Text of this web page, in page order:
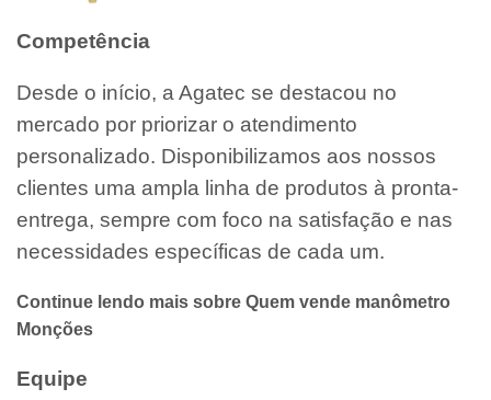
Competência
Desde o início, a Agatec se destacou no
mercado por priorizar o atendimento
personalizado. Disponibilizamos aos nossos
clientes uma ampla linha de produtos à pronta-
entrega, sempre com foco na satisfação e nas
necessidades específicas de cada um.
Continue lendo mais sobre Quem vende manômetro
Monções
Equipe